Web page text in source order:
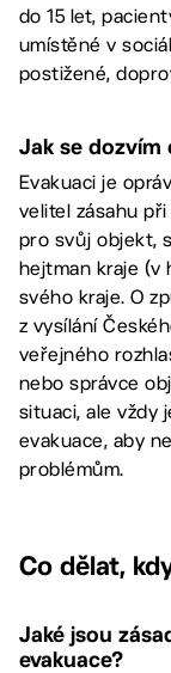
do 15 let,
umístěné v
postižené,
Jak se dozvím
Evakuaci je
velitel zásahu
pro svůj objekt,
hejtman kraje (v
svého kraje. O
z vysílání
veřejného
nebo správce
situaci, ale vždy
evakuace, aby
problémům.
Co dělat,
Jaké jsou
evakuace?